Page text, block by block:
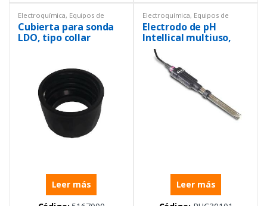
Electroquímica, Equipos de
Laboratorio Repuestos
Cubierta para sonda
LDO, tipo collar
Leer más
Electroquímica, Equipos de
Laboratorio Sensores
Electrodo de pH
Intellical multiuso,
rellenable cable de 1
Leer más